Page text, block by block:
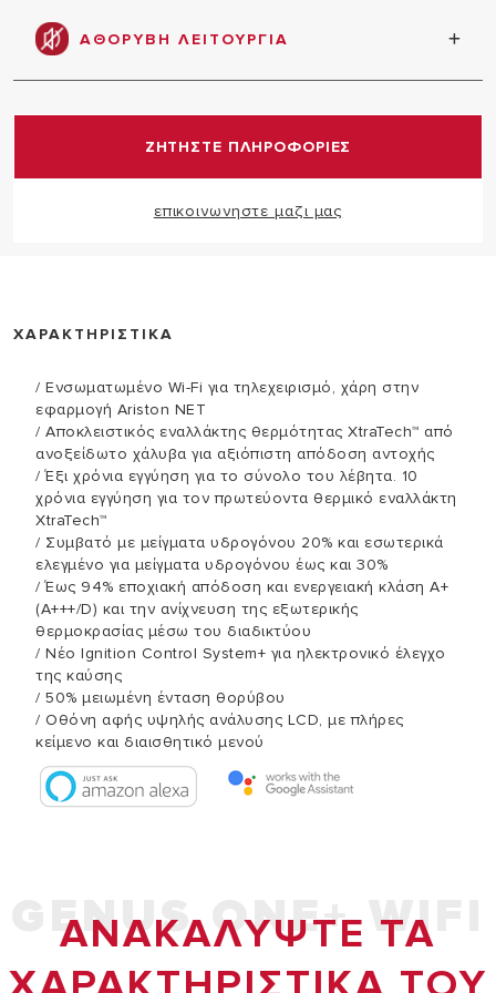
επιτυγχάνεται η κλάση Α+ (A+++/D), με αποτέλεσμα
σημαντική ενεργειακή εξοικονόμηση
ΑΘΟΡΥΒΗ ΛΕΙΤΟΥΡΓΙΑ
Χάρη στην πλήρως αναλογική αντλία και των
ΖΗΤΗΣΤΕ ΠΛΗΡΟΦΟΡΙΕΣ
επικοινωνηστε μαζι μας
ΧΑΡΑΚΤΗΡΙΣΤΙΚΑ
/ Ενσωματωμένο Wi-Fi για τηλεχειρισμό, χάρη στην
εφαρμογή Ariston NET
/ Αποκλειστικός εναλλάκτης θερμότητας XtraTech™ από
ανοξείδωτο χάλυβα για αξιόπιστη απόδοση αντοχής
/ Έξι χρόνια εγγύηση για το σύνολο του λέβητα. 10
χρόνια εγγύηση για τον πρωτεύοντα θερμικό εναλλάκτη
XtraTech™
/ Συμβατό με μείγματα υδρογόνου 20% και εσωτερικά
ελεγμένο για μείγματα υδρογόνου έως και 30%
/ Έως 94% εποχιακή απόδοση και ενεργειακή κλάση A+
(A+++/D) και την ανίχνευση της εξωτερικής
θερμοκρασίας μέσω του διαδικτύου
/ Νέο Ignition Control System+ για ηλεκτρονικό έλεγχο
της καύσης
/ 50% μειωμένη ένταση θορύβου
/ Οθόνη αφής υψηλής ανάλυσης LCD, με πλήρες
κείμενο και διαισθητικό μενού
GENUS ONE+ WIFI
ΑΝΑΚΑΛYΨΤΕ ΤΑ